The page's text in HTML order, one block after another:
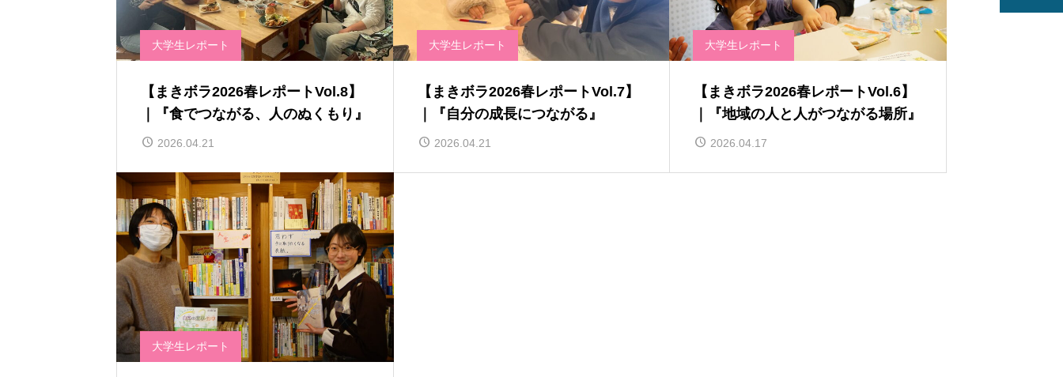
大学生レポート
【まきボラ2026春レポートVol.8】
｜『食でつながる、人のぬくもり』
2026.04.21
大学生レポート
【まきボラ2026春レポートVol.7】
｜『自分の成長につながる』
2026.04.21
大学生レポート
【まきボラ2026春レポートVol.6】
｜『地域の人と人がつながる場所』
2026.04.17
大学生レポート